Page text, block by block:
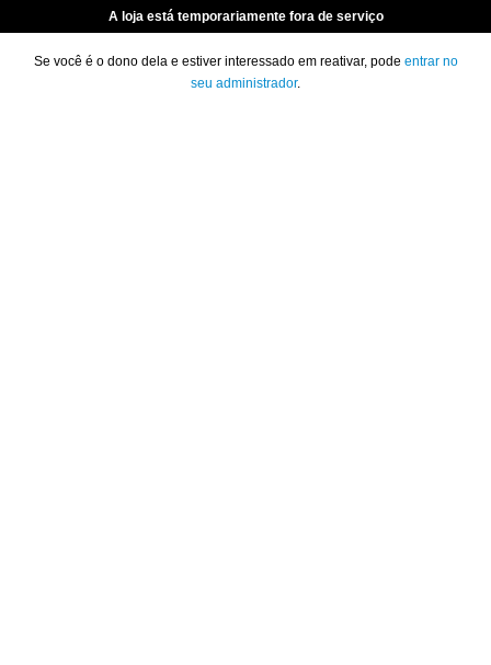
A loja está temporariamente fora de serviço
Se você é o dono dela e estiver interessado em reativar, pode entrar no
seu administrador.